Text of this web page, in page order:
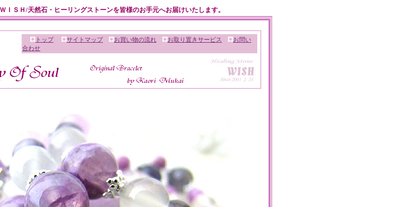
ＩＳＨ/天然石・ヒーリングストーンを皆様のお手元へお届けいたします。
トップ サイトマップ お買い物の流れ お取り置きサービス
お問い
合わせ